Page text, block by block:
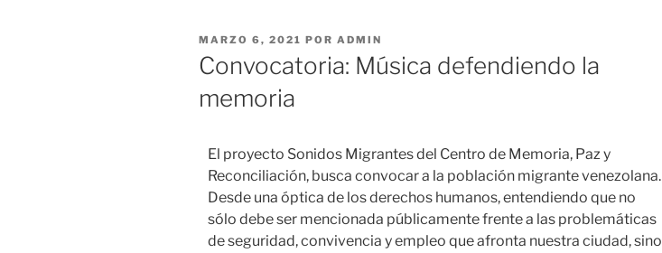
MARZO 6, 2021 POR ADMIN
Convocatoria: Música defendiendo la
memoria
El proyecto Sonidos Migrantes del Centro de Memoria, Paz y
Reconciliación, busca convocar a la población migrante venezolana.
Desde una óptica de los derechos humanos, entendiendo que no
sólo debe ser mencionada públicamente frente a las problemáticas
de seguridad, convivencia y empleo que afronta nuestra ciudad, sino